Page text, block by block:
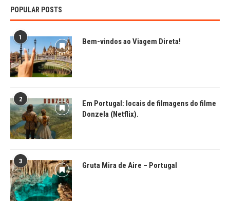
POPULAR POSTS
1 Bem-vindos ao Viagem Direta!
2
Em Portugal: locais de filmagens do filme
Donzela (Netflix).
3 Gruta Mira de Aire – Portugal